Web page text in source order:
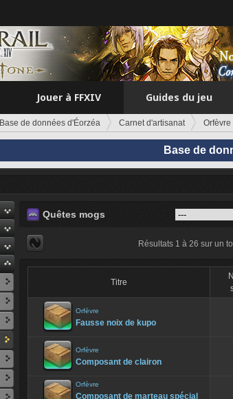
Jouer à FFXIV Guides du jeu
Base de données d'Éorzéa Carnet d'artisanat Orfèvre
Base de
Quêtes mogs
Résultats 1 à 26 sur un
Titre
Orfèvre
Fausse noix de kupo
Orfèvre
Composant de clairon
Orfèvre
Composant de marteau spécial